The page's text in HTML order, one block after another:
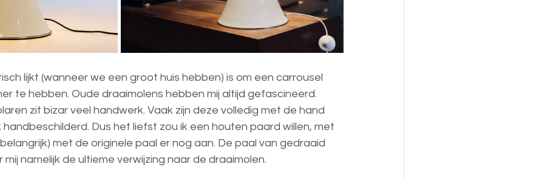
lijkt (wanneer we een groot huis hebben) is om een carrousel
te hebben. Oude draaimolens hebben mij altijd gefascineerd.
zit bizar veel handwerk. Vaak zijn deze volledig met de hand
Dus het liefst zou ik een houten paard willen, met
met de originele paal er nog aan. De paal van gedraaid
namelijk de ultieme verwijzing naar de draaimolen.